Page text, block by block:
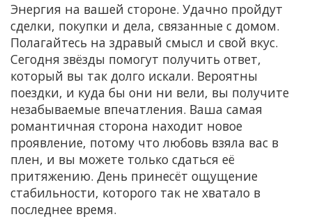
Энергия на вашей стороне. Удачно пройдут
сделки, покупки и дела, связанные с домом.
Полагайтесь на здравый смысл и свой вкус.
Сегодня звёзды помогут получить ответ,
который вы так долго искали. Вероятны
поездки, и куда бы они ни вели, вы получите
незабываемые впечатления. Ваша самая
романтичная сторона находит новое
проявление, потому что любовь взяла вас в
плен, и вы можете только сдаться её
притяжению. День принесёт ощущение
стабильности, которого так не хватало в
последнее время.